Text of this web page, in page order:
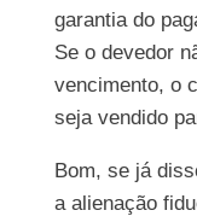
garantia do
Se o devedor
vencimento, o
seja vendido
Bom, se já
a alienação